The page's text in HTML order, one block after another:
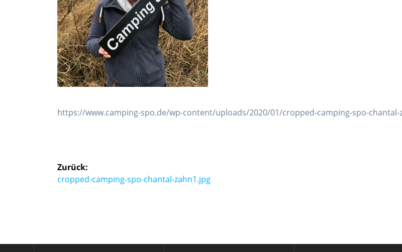
https://www.camping-spo.de/wp-content/uploads/2020/01/cropped-camping-spo-chantal-
Beitragsnavigation
Zurück:
Vorheriger
cropped-camping-spo-chantal-zahn1.jpg